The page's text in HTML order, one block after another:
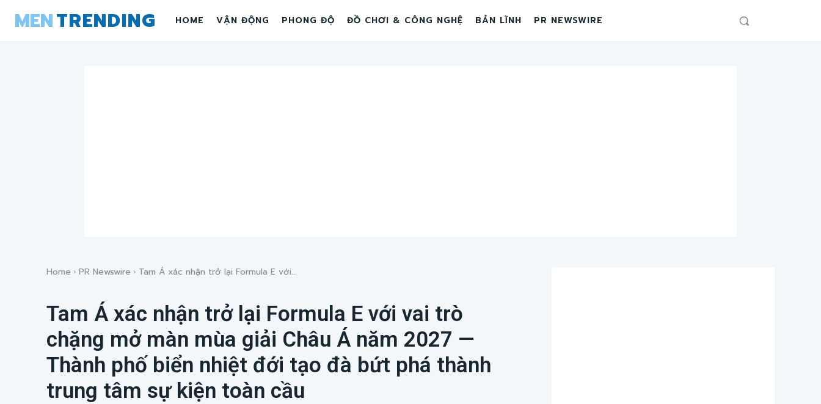
MENTRENDING HOME VẬN ĐỘNG PHONG ĐỘ ĐỒ CHƠI & CÔNG NGHỆ BẢN LĨNH PR NEWSWIRE
Home PR Newswire Tam Á xác nhận trở lại Formula E với...
Tam Á xác nhận trở lại Formula E với vai trò
chặng mở màn mùa giải Châu Á năm 2027 —
Thành phố biển nhiệt đới tạo đà bứt phá thành
trung tâm sự kiện toàn cầu